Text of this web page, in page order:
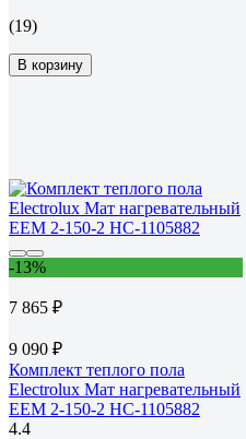
(19)
В корзину
-13%
7 865 ₽
9 090 ₽
Комплект теплого пола
Electrolux Мат нагревательный
EEM 2-150-2 НС-1105882
4.4